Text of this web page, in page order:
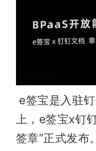
e签宝是入驻
上，e签宝x钉
签章”正式发布